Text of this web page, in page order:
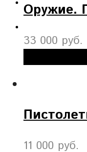
Оружие.
33 000 руб.
11 000 руб.